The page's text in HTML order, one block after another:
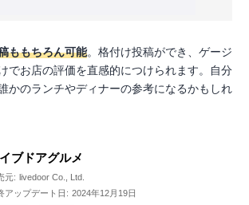
ももちろん可能。格付け投稿ができ、ゲージ
でお店の評価を直感的につけられます。自分
かのランチやディナーの参考になるかもしれ
ブドアグルメ
元: livedoor Co., Ltd.
アップデート日: 2024年12月19日